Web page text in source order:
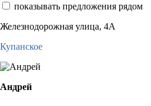
показывать предложения рядом
Железнодорожная улица, 4А
Купанское
Андрей